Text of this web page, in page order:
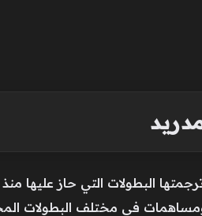
البطولات التي حاز عليها
في مختلف البطولات